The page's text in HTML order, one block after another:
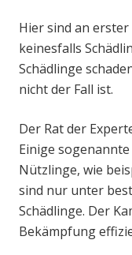
Hier sind an erster
keinesfalls
Schädlinge
nicht der Fall ist.
Der Rat der
Einige
Nützlinge, wie
sind nur unter
Schädlinge. Der
Bekämpfung